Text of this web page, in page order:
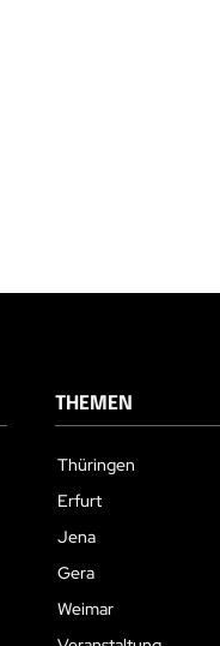
THEMEN
Thüringen
Erfurt
Jena
Gera
Weimar